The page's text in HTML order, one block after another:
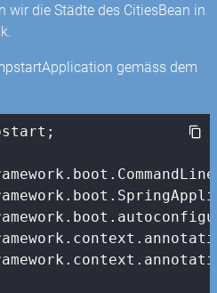
wir die Städte des CitiesBean in
gemäss dem